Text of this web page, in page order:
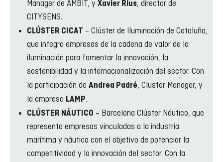
Manager de AMBIT, y Xavier Rius, director de
CITYSENS.
CLÚSTER CICAT – Clúster de Iluminación de Cataluña,
que integra empresas de la cadena de valor de la
iluminación para fomentar la innovación, la
sostenibilidad y la internacionalización del sector. Con
la participación de Andrea Padré, Cluster Manager, y
la empresa LAMP.
CLÚSTER NÁUTICO – Barcelona Clúster Náutico, que
representa empresas vinculadas a la industria
marítima y náutica con el objetivo de potenciar la
competitividad y la innovación del sector. Con la